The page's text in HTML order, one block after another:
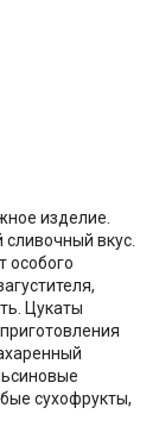
изделие.
вкус.
особого
Цукаты
сухофрукты,